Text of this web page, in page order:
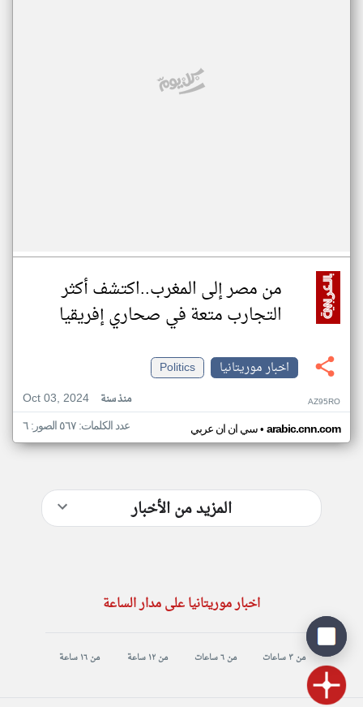
من مصر إلى المغرب..اكتشف أكثر
التجارب متعة في صحاري إفريقيا
اخبار موريتانيا
Politics
Oct 03, 2024
منذ سنة AZ95RO
سي ان ان عربي• arabic.cnn.com عدد الكلمات: ٥٦٧ الصور: ٦
المزيد من الأخبار
اخبار موريتانيا على مدار الساعة
من ٣ ساعات من ٦ ساعات من ١٢ ساعة من ١٦ ساعة